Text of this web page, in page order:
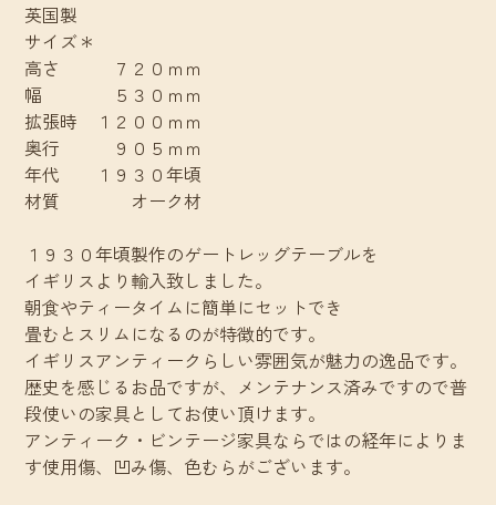
英国製
サイズ＊
高さ ７２０ｍｍ
幅 ５３０ｍｍ
拡張時 １２００ｍｍ
奥行 ９０５ｍｍ
年代 １９３０年頃
材質 オーク材
１９３０年頃製作のゲートレッグテーブルを
イギリスより輸入致しました。
朝食やティータイムに簡単にセットでき
畳むとスリムになるのが特徴的です。
イギリスアンティークらしい雰囲気が魅力の逸品です。
歴史を感じるお品ですが、メンテナンス済みですので普
段使いの家具としてお使い頂けます。
アンティーク・ビンテージ家具ならではの経年によりま
す使用傷、凹み傷、色むらがございます。